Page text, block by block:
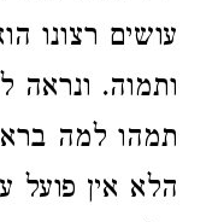
עושים רצונו
ותמוה. ונראה
תמהו למה
הלא אין פועל